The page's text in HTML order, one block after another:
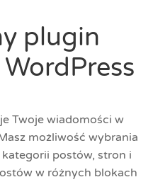
plugin
Twoje wiadomości w
możliwość wybrania
postów, stron i
w różnych blokach